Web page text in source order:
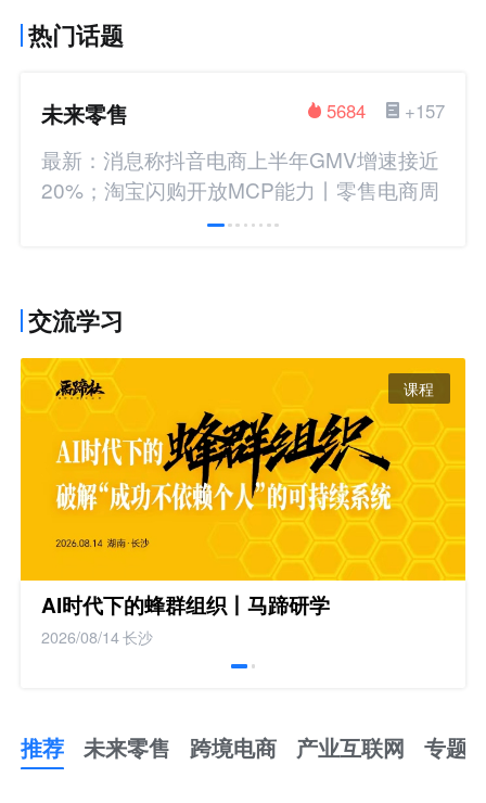
热门话题
未来零售 +157
5684
最新：消息称抖音电商上半年GMV增速接近
20%；淘宝闪购开放MCP能力丨零售电商周
交流学习
课程
AI时代下的蜂群组织丨马蹄研学
2026/08/14长沙
推荐 未来零售 跨境电商 产业互联网 专题